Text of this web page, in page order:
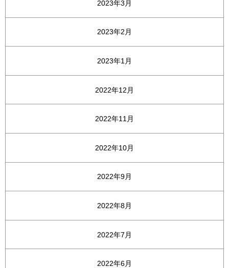
2023年3月
2023年2月
2023年1月
2022年12月
2022年11月
2022年10月
2022年9月
2022年8月
2022年7月
2022年6月